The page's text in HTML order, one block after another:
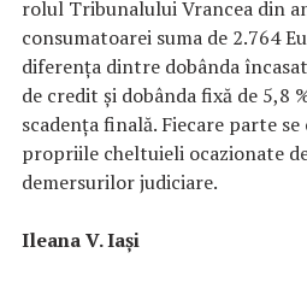
rolul Tribunalului Vrancea din
consumatoarei suma de 2.764
diferența dintre dobânda
de credit și dobânda fixă de 5,8
scadența finală. Fiecare parte
propriile cheltuieli ocazionate
demersurilor judiciare.
Ileana V. Iași